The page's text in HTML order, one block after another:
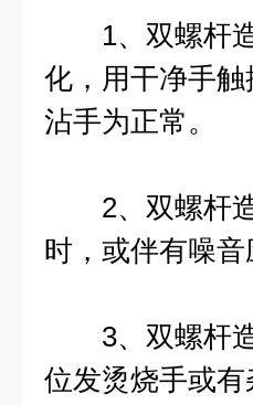
1、双螺杆造
化，用干净手
沾手为正常。
2、双螺杆造
时，或伴有噪
3、双螺杆造
位发烫烧手或